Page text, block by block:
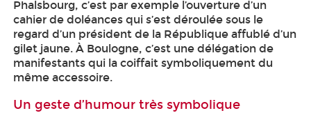
Phalsbourg, c’est par exemple l’ouverture d’un
cahier de doléances qui s’est déroulée sous le
regard d’un président de la République affublé d’un
gilet jaune. À Boulogne, c’est une délégation de
manifestants qui la coiffait symboliquement du
même accessoire.
Un geste d’humour très symbolique